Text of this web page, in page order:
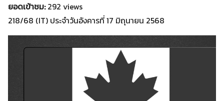
ยอดเข้าชม:292 views
218/68 (IT) ประจำวันอังคารที่ 17 มิถุนายน 2568